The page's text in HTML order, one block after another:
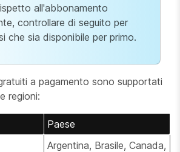
all'abbonamento
controllare di seguito per
che sia disponibile per primo.
a pagamento sono supportati
regioni:
Paese
Argentina, Brasile, Canada,